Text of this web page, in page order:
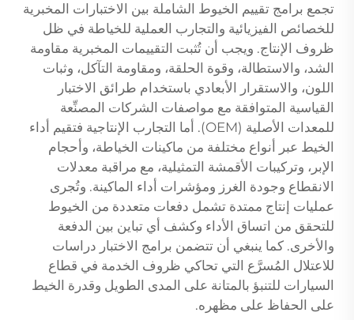
تجمع برامج تقييم الخيوط الشاملة بين الاختبارات المخبرية
للخصائص الفيزيائية والتجارب العملية للخياطة في ظل
ظروف الإنتاج. ويجب أن تُثبت التقييمات المخبرية مقاومة
الشد، والاستطالة، وقوة الحلقة، ومقاومة التآكل، وثبات
اللون، والاستقرار الأبعادي باستخدام طرائق الاختبار
القياسية المتوافقة مع مواصفات الشركات المصنِّعة
للمعدات الأصلية (OEM). أما التجارب الإنتاجية فتقيم أداء
الخيط عبر أنواع مختلفة من ماكينات الخياطة، وأحجام
الإبر، وتركيبات الأقمشة التمثيلية، مع مراقبة معدلات
الانقطاع وجودة الغرز ومؤشرات أداء الماكينة. وتُجرى
عمليات إنتاج ممتدة تشمل دفعات متعددة من الخيوط
للتحقق من اتساق الأداء وكشف أي تباين بين الدفعة
والأخرى. كما ينبغي أن تتضمن برامج الاختبار دراسات
للاعتلال المُسرَّع التي تحاكي ظروف الخدمة في قطاع
السيارات للتنبؤ بالمتانة على المدى الطويل وقدرة الخيط
على الحفاظ على مظهره.